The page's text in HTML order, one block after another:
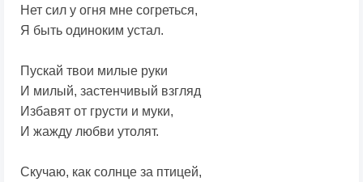
Нет сил у огня мне согреться,
Я быть одиноким устал.
Пускай твои милые руки
И милый, застенчивый взгляд
Избавят от грусти и муки,
И жажду любви утолят.
Скучаю, как солнце за птицей,